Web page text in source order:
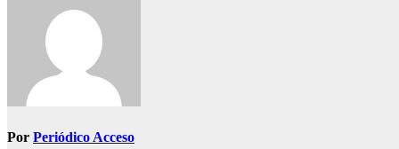
Por Periódico Acceso